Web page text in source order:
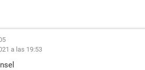
a las 19:53